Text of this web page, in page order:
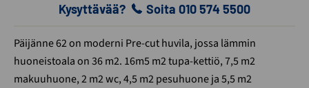
Kysyttävää? Soita 010 574 5500
Päijänne 62 on moderni Pre-cut huvila, jossa lämmin
huoneistoala on 36 m2. 16m5 m2 tupa-kettiö, 7,5 m2
makuuhuone, 2 m2 wc, 4,5 m2 pesuhuone ja 5,5 m2